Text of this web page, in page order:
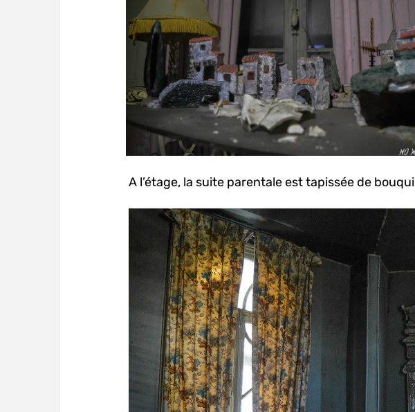
A l’étage, la suite parentale est tapissée de